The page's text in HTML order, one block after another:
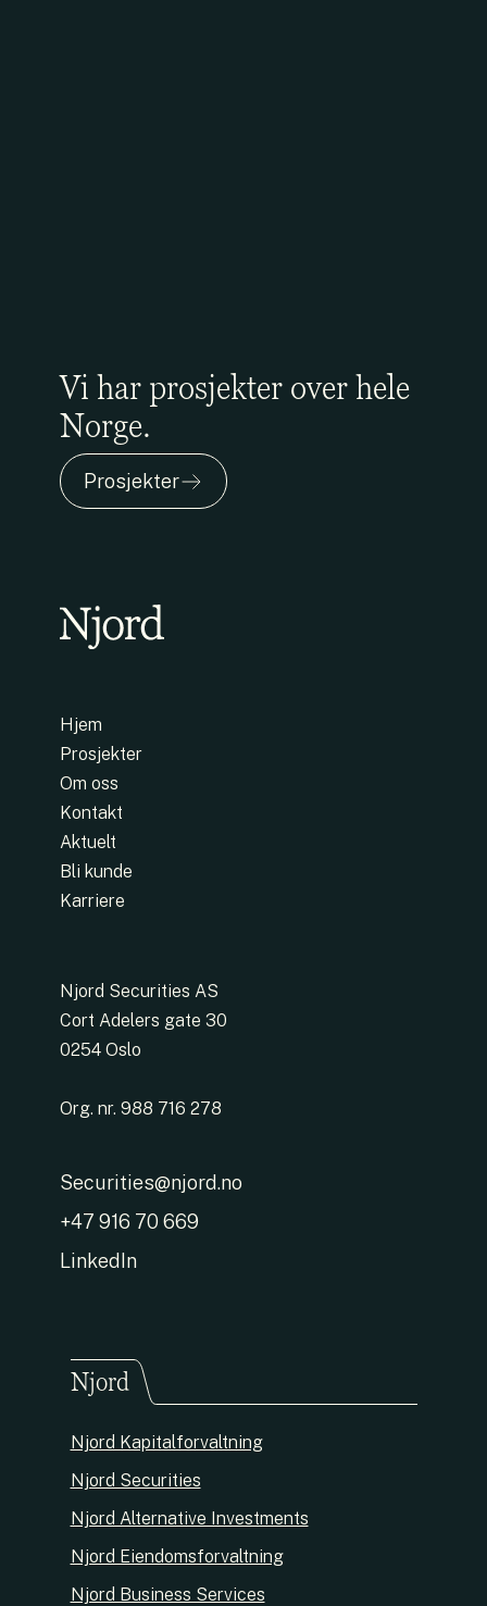
Vi har prosjekter over hele
Norge.
Prosjekter
Hjem
Prosjekter
Om oss
Kontakt
Aktuelt
Bli kunde
Karriere
Njord Securities AS
Cort Adelers gate 30
0254 Oslo
Org. nr. 988 716 278
Securities@njord.no
+47 916 70 669
LinkedIn
Njord
Njord Kapitalforvaltning
Njord Securities
Njord Alternative Investments
Njord Eiendomsforvaltning
Njord Business Services